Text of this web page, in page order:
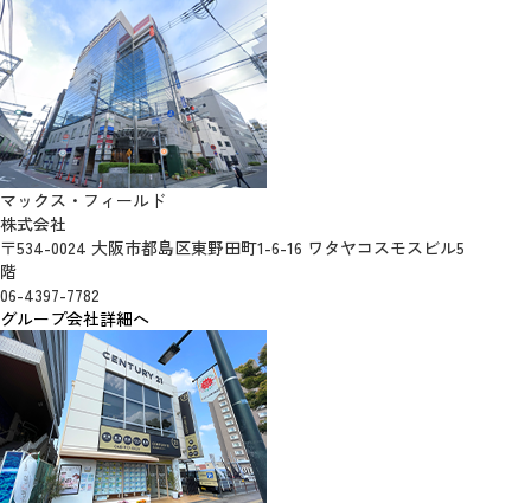
マックス・フィールド
株式会社
〒534-0024 大阪市都島区東野田町1-6-16 ワタヤコスモスビル5
階
06-4397-7782
グループ会社詳細へ